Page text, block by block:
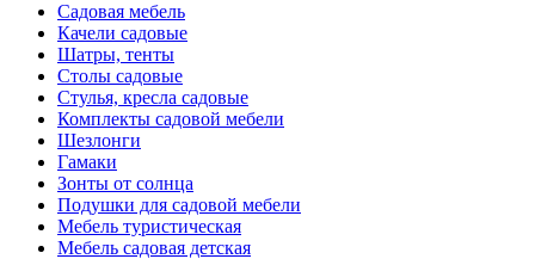
Садовая мебель
Качели садовые
Шатры, тенты
Столы садовые
Стулья, кресла садовые
Комплекты садовой мебели
Шезлонги
Гамаки
Зонты от солнца
Подушки для садовой мебели
Мебель туристическая
Мебель садовая детская